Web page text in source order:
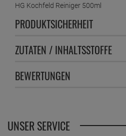
HG Kochfeld Reiniger 500ml
PRODUKTSICHERHEIT
ZUTATEN / INHALTSSTOFFE
BEWERTUNGEN
UNSER SERVICE